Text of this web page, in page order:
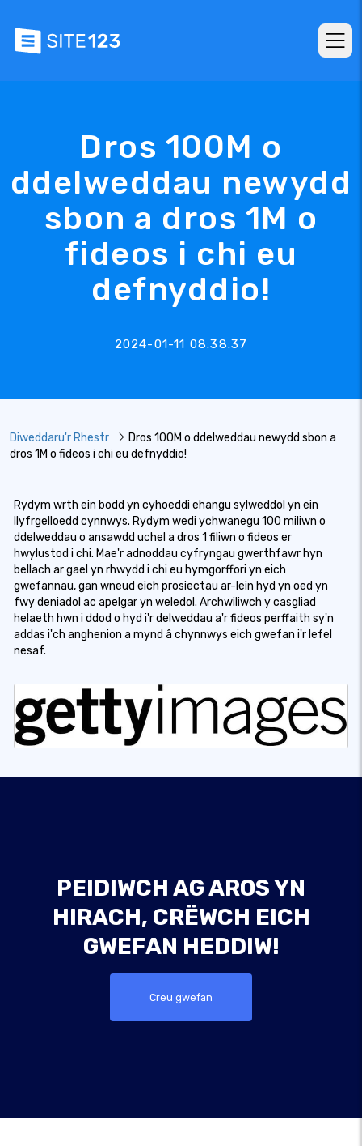
Dros 100M o
ddelweddau newydd
sbon a dros 1M o
fideos i chi eu
defnyddio!
2024-01-11 08:38:37
Diweddaru'r Rhestr
Dros 100M o ddelweddau newydd sbon a
dros 1M o fideos i chi eu defnyddio!
Rydym wrth ein bodd yn cyhoeddi ehangu sylweddol yn ein
llyfrgelloedd cynnwys. Rydym wedi ychwanegu 100 miliwn o
ddelweddau o ansawdd uchel a dros 1 filiwn o fideos er
hwylustod i chi. Mae'r adnoddau cyfryngau gwerthfawr hyn
bellach ar gael yn rhwydd i chi eu hymgorffori yn eich
gwefannau, gan wneud eich prosiectau ar-lein hyd yn oed yn
fwy deniadol ac apelgar yn weledol. Archwiliwch y casgliad
helaeth hwn i ddod o hyd i'r delweddau a'r fideos perffaith sy'n
addas i'ch anghenion a mynd â chynnwys eich gwefan i'r lefel
nesaf.
PEIDIWCH AG AROS YN
HIRACH, CRËWCH EICH
GWEFAN HEDDIW!
Creu gwefan